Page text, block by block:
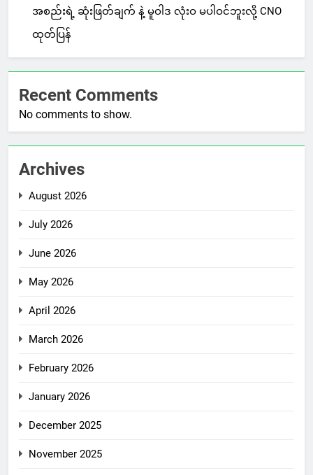
အစည်းရဲ့ ဆုံးဖြတ်ချက် နဲ့ မူဝါဒ လုံးဝ မပါဝင်ဘူးလို့ CNO
ထုတ်ပြန်
Recent Comments
No comments to show.
Archives
August 2026
July 2026
June 2026
May 2026
April 2026
March 2026
February 2026
January 2026
December 2025
November 2025